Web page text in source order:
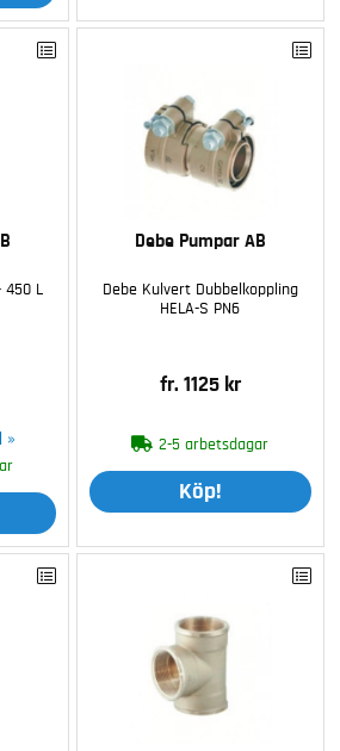
450 L
»
Debe Pumpar AB
Debe Kulvert Dubbelkoppling
HELA-S PN6
fr. 1125 kr
2-5 arbetsdagar
Köp!